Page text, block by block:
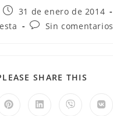
31 de enero de 2014
Sin comentarios
SHARE THIS